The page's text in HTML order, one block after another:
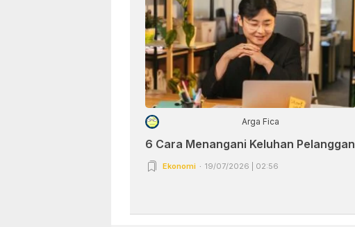
Arga Fica
6 Cara Menangani Keluhan Pelanggan
Ekonomi 19/07/2026 | 02:56